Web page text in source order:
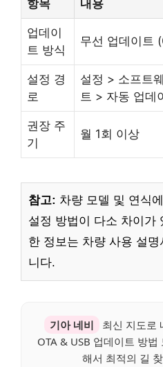
항목 내용
업데이
트 방식
무선 업데이트
설정 경
로
설정 > 소프트
트 > 자동 업데
권장 주
기
월 1회 이상
참고: 차량 모델 및 연식
설정 방법이 다소 차이가
한 정보는 차량 사용 설
니다.
기아 네비
최신 지도로
OTA & USB 업데이트 방
해서 최적의 길